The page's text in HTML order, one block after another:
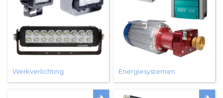
Werkverlichting Energiesystemen